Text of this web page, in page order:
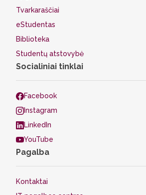
Tvarkaraščiai
eStudentas
Biblioteka
Studentų atstovybė
Socialiniai tinklai
Facebook
Instagram
LinkedIn
YouTube
Pagalba
Kontaktai